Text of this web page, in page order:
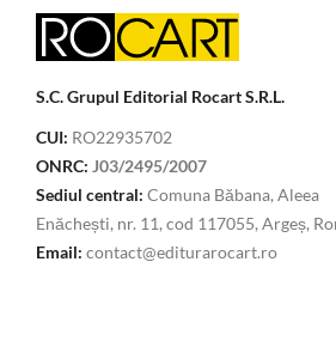
S.C. Grupul Editorial Rocart S.R.L.
CUI: RO22935702
ONRC: J03/2495/2007
Sediul central: Comuna Băbana, Aleea
Enăchești, nr. 11, cod 117055, Argeș,
Email: contact@editurarocart.ro